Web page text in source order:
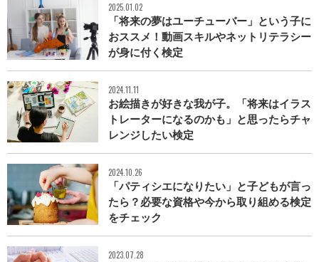
2025.01.02
「将来の夢はユーチューバー」という子に
おススメ！動画スキルやネットリテラシー
が身に付く検定
2024.11.11
お絵描きが好きな我が子。「将来はイラス
トレーターになるのかも」と思ったらチャ
レンジしたい検定
2024.10.26
「パティシエになりたい」と子どもが言っ
たら？必要な資格や今から取り組める検定
をチェック
2023.07.28